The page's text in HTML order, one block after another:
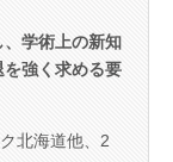
学術上の新知
を強く求める要
北海道他、2